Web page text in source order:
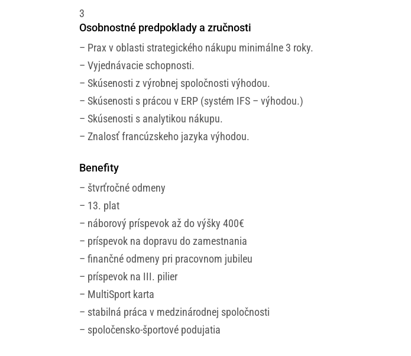
3
Osobnostné predpoklady a zručnosti
– Prax v oblasti strategického nákupu minimálne 3 roky.
– Vyjednávacie schopnosti.
– Skúsenosti z výrobnej spoločnosti výhodou.
– Skúsenosti s prácou v ERP (systém IFS – výhodou.)
– Skúsenosti s analytikou nákupu.
– Znalosť francúzskeho jazyka výhodou.
Benefity
– štvrťročné odmeny
– 13. plat
– náborový príspevok až do výšky 400€
– príspevok na dopravu do zamestnania
– finančné odmeny pri pracovnom jubileu
– príspevok na III. pilier
– MultiSport karta
– stabilná práca v medzinárodnej spoločnosti
– spoločensko-športové podujatia